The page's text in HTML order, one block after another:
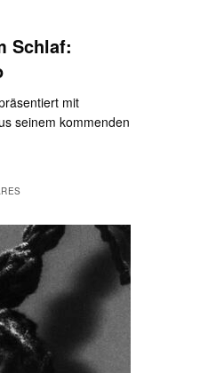
Schlaf:
mit
seinem kommenden